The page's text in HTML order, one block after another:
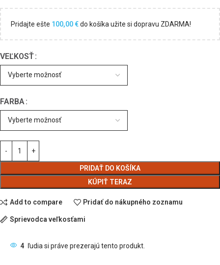
Pridajte ešte 100,00€do košíka užite si dopravu ZDARMA!
VEĽKOSŤ
FARBA
PRIDAŤ DO KOŠÍKA
KÚPIŤ TERAZ
Add to compare Pridať do nákupného zoznamu
Sprievodca veľkosťami
4 ľudia si práve prezerajú tento produkt.